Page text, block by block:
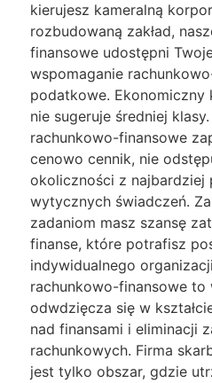
kierujesz kameralną
rozbudowaną zakład,
finansowe udostępni
wspomaganie
podatkowe. Ekonomiczny
nie sugeruje średniej
rachunkowo-finansowe
cenowo cennik, nie
okoliczności z najbardziej
wytycznych świadczeń.
zadaniom masz szansę
finanse, które potrafisz
indywidualnego
rachunkowo-finansowe to
odwdzięcza się w
nad finansami i eliminacji
rachunkowych. Firma
jest tylko obszar, gdzie